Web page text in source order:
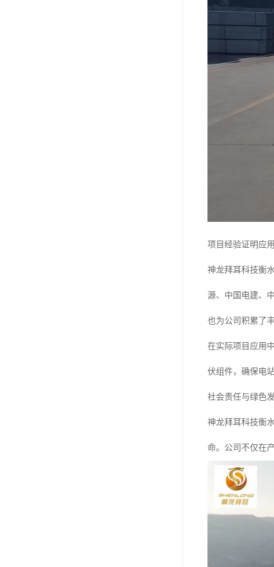
项目经验证明应
神龙拜耳科技衡
源、中国电建、
也为公司积累了
在实际项目应用
伏组件，确保电
社会责任与绿色
神龙拜耳科技衡
命。公司不仅在